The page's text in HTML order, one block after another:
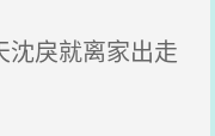
戾就离家出走